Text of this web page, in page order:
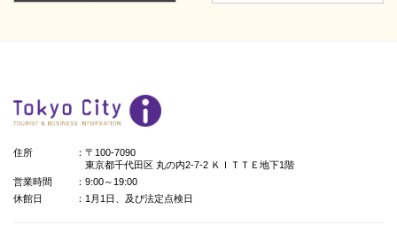
住所
：〒100-7090
東京都千代田区 丸の内2-7-2 ＫＩＴＴＥ地下1階
営業時間
：9:00～19:00
休館日
：1月1日、及び法定点検日